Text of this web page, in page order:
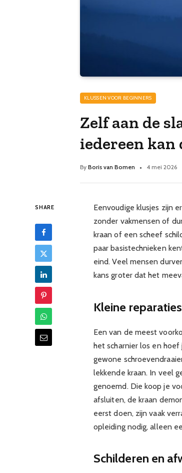
KLUSSEN VOOR BEGINNERS
Zelf aan de
iedereen kan
By Boris van Bomen 4 mei 2026
SHARE
Eenvoudige klusjes zijn
zonder vakmensen of
kraan of een scheef
paar basistechnieken
eind. Veel mensen
kans groter dat het
Kleine
Een van de meest
het scharnier los en
gewone
lekkende kraan. In veel
genoemd. Die koop je
afsluiten, de kraan
eerst doen, zijn vaak
opleiding nodig, alleen
Schilderen en